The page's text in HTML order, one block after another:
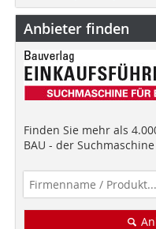
Anbieter finden
Finden Sie mehr als
BAU - der